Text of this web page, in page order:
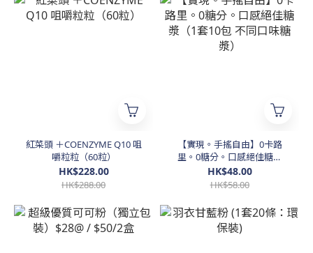
紅菜頭 ＋COENZYME Q10 咀
嚼粒粒（60粒）
HK$228.00
HK$288.00
【實現。手搖自由】0卡路
里。0糖分。口感絕佳糖漿
（1套10包 不同口味糖漿）
HK$48.00
HK$58.00